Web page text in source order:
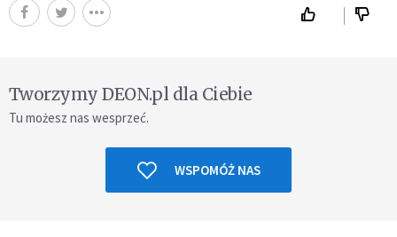
Tworzymy DEON.pl dla Ciebie
Tu możesz nas wesprzeć.
WSPOMÓŻ NAS